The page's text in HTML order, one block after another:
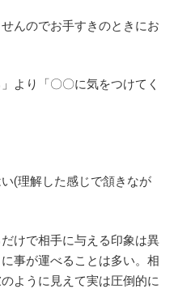
んのでお手すきのときにお
より「〇〇に気をつけてく
(理解した感じで頷きなが
けで相手に与える印象は異
事が運べることは多い。相
ように見えて実は圧倒的に